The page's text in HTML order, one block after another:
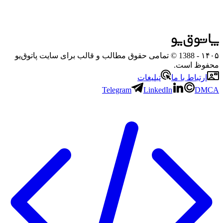
۱۴۰۵
- 1388 © تمامی حقوق مطالب و قالب برای سایت پاتوق‌یو
محفوظ است.
ارتباط با ما
تبلیغات
Telegram
LinkedIn DMCA